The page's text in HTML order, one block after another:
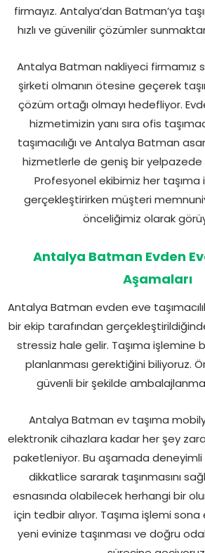
firmayız. Antalya’dan Batman’ya
hızlı ve güvenilir çözümler
Antalya Batman nakliyeci firmamız
şirketi olmanın ötesine geçerek
çözüm ortağı olmayı hedefliyor.
hizmetimizin yanı sıra ofis
taşımacılığı ve Antalya Batman
hizmetlerle de geniş bir yelpazede
Profesyonel ekibimiz her taşıma
gerçekleştirirken müşteri
önceliğimiz olarak
Antalya Batman Evden
Aşamaları
Antalya Batman evden eve
bir ekip tarafından
stressiz hale gelir. Taşıma işlemine
planlanması gerektiğini biliyoruz.
güvenli bir şekilde
Antalya Batman ev taşıma
elektronik cihazlara kadar her şey
paketleniyor. Bu aşamada deneyimli
dikkatlice sararak taşınmasını
esnasında olabilecek herhangi bir
için tedbir alıyor. Taşıma işlemi sona
yeni evinize taşınması ve doğru